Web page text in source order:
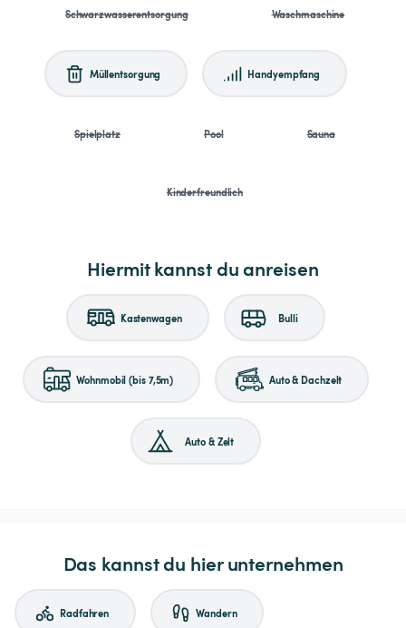
Schwarzwasserentsorgung Waschmaschine
Müllentsorgung Handyempfang
Spielplatz Pool Sauna
Kinderfreundlich
Hiermit kannst du anreisen
Kastenwagen Bulli
Wohnmobil (bis 7,5m) Auto & Dachzelt
Auto & Zelt
Das kannst du hier unternehmen
Radfahren Wandern